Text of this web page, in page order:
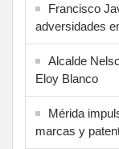
Francisco
adversidades
Alcalde
Eloy Blanco
Mérida
marcas y